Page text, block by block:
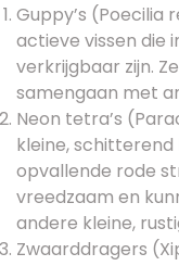
Guppy’s (Poecilia
actieve vissen die
verkrijgbaar zijn.
samengaan met
Neon tetra’s
kleine,
opvallende rode
vreedzaam en
andere kleine,
Zwaarddragers